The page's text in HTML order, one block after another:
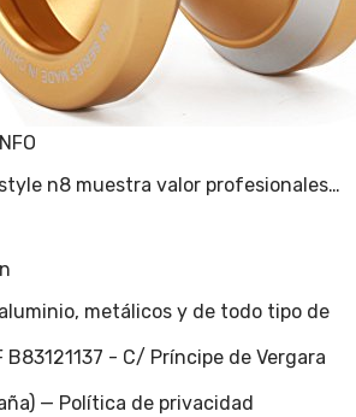
n8 muestra valor profesionales…
metálicos y de todo tipo de
B83121137 - C/ Príncipe de Vergara
— Política de privacidad